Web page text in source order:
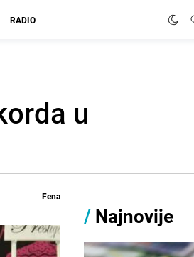
RADIO
u
Fena
/ Najnovije